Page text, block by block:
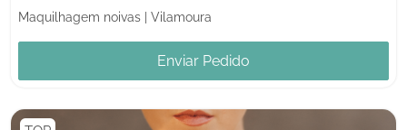
Maquilhagem noivas Vilamoura
Enviar Pedido